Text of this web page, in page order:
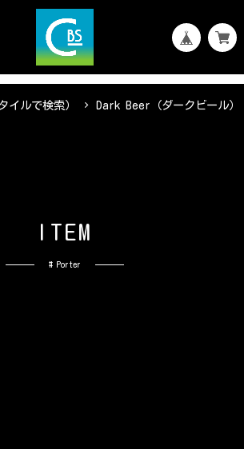
I TEM
# Porter
イルで検索） Dark Beer（ダークビール）